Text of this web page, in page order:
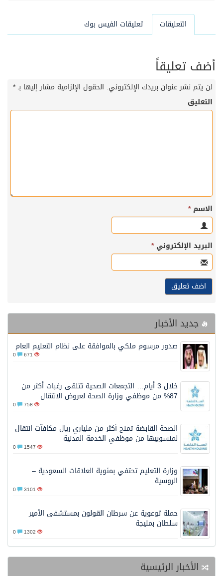
التعليقات تعليقات الفيس بوك
أضف تعليقاً
لن يتم نشر عنوان بريدك الإلكتروني. الحقول الإلزامية مشار إليها بـ*
التعليق
الاسم*
البريد الإلكتروني*
جديد الأخبار
صدور مرسوم ملكي بالموافقة على نظام التعليم العام
671
خلال 3 أيام… التجمعات الصحية تتلقى رغبات أكثر من
87% من موظفي وزارة الصحة لعروض الانتقال
758
الصحة القابضة تمنح أكثر من ملياري ريال مكافآت انتقال
لمنسوبيها من موظفي الخدمة المدنية
1547
وزارة التعليم تحتفي بمئوية العلاقات السعودية –
الروسية
3101
حملة توعوية عن سرطان القولون بمستشفى الأمير
سلطان بمليجة
1302
الأخبار الرئيسية